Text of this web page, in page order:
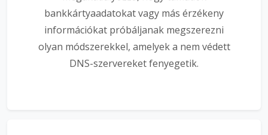
bankkártyaadatokat vagy más érzékeny
információkat próbáljanak megszerezni
olyan módszerekkel, amelyek a nem védett
DNS-szervereket fenyegetik.